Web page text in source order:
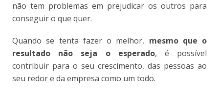
não tem problemas em prejudicar os outros para
conseguir o que quer.
Quando se tenta fazer o melhor, mesmo que o
resultado não seja o esperado, é possível
contribuir para o seu crescimento, das pessoas ao
seu redor e da empresa como um todo.